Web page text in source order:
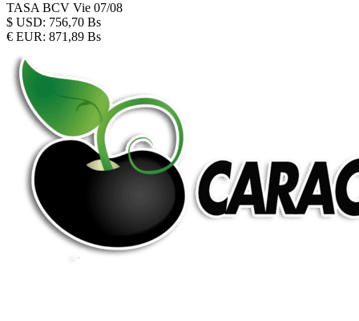
TASA BCV Vie 07/08
$ USD: 756,70 Bs
€ EUR: 871,89 Bs